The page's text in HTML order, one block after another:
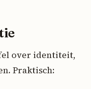
over identiteit,
Praktisch: